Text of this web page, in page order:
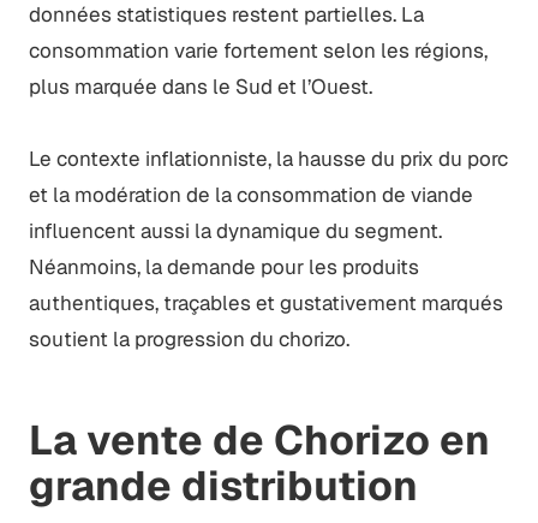
données statistiques restent partielles. La
consommation varie fortement selon les régions,
plus marquée dans le Sud et l’Ouest.
Le contexte inflationniste, la hausse du prix du porc
et la modération de la consommation de viande
influencent aussi la dynamique du segment.
Néanmoins, la demande pour les produits
authentiques, traçables et gustativement marqués
soutient la progression du chorizo.
La vente de Chorizo en
grande distribution